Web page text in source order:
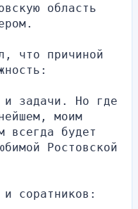
область
что причиной
и задачи. Но где
моим
всегда будет
Ростовской
соратников: